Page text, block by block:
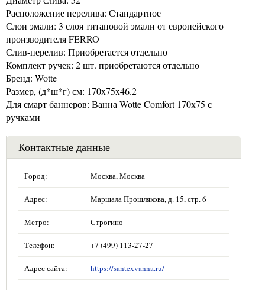
Расположение перелива: Стандартное
Слои эмали: 3 слоя титановой эмали от европейского
производителя FERRO
Слив-перелив: Приобретается отдельно
Комплект ручек: 2 шт. приобретаются отдельно
Бренд: Wotte
Размер, (д*ш*г) см: 170x75x46.2
Для смарт баннеров: Ванна Wotte Comfort 170х75 с
ручками
Контактные данные
Город: Москва, Москва
Адрес: Маршала Прошлякова, д. 15, стр. 6
Метро: Строгино
Телефон: +7 (499) 113-27-27
Адрес сайта: https://santexvanna.ru/